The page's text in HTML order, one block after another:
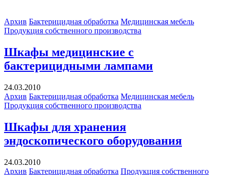
Архив Бактерицидная обработка Медицинская мебель
Продукция собственного производства
Шкафы медицинские с
бактерицидными лампами
24.03.2010
Архив Бактерицидная обработка Медицинская мебель
Продукция собственного производства
Шкафы для хранения
эндоскопического оборудования
24.03.2010
Архив Бактерицидная обработка Продукция собственного